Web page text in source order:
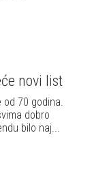
novi list
od 70 godina.
dobro
bilo naj...